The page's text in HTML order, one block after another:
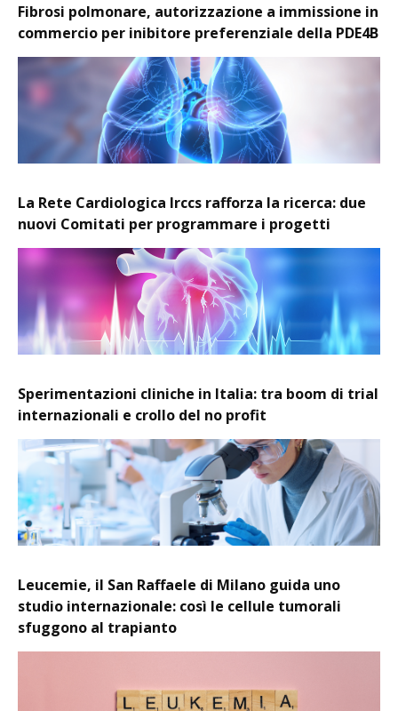
Fibrosi polmonare, autorizzazione a immissione in
commercio per inibitore preferenziale della PDE4B
La Rete Cardiologica Irccs rafforza la ricerca: due
nuovi Comitati per programmare i progetti
Sperimentazioni cliniche in Italia: tra boom di trial
internazionali e crollo del no profit
Leucemie, il San Raffaele di Milano guida uno
studio internazionale: così le cellule tumorali
sfuggono al trapianto